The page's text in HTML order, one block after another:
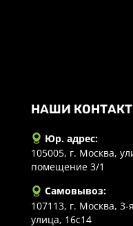
НАШИ
Юр. адрес:
105005, г. Москва,
помещение 3/1
Самовывоз:
107113, г. Москва,
улица, 16с14